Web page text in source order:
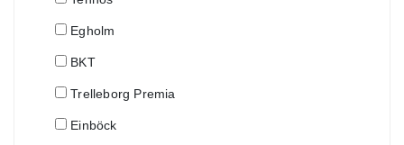
Egholm
BKT
Trelleborg Premia
Einböck